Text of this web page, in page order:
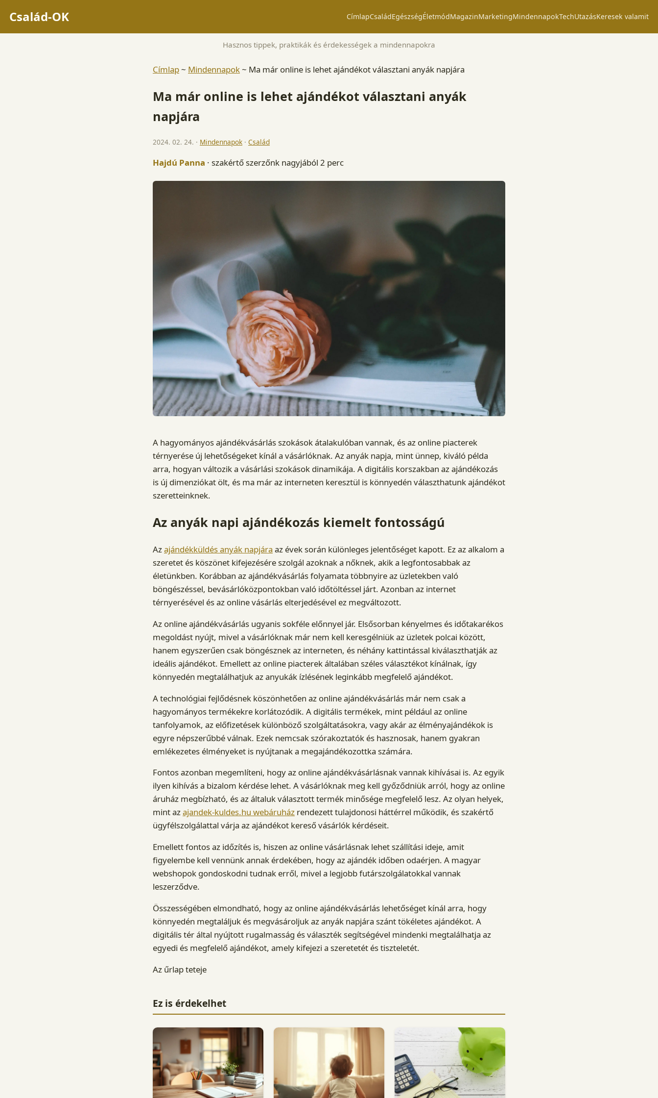
Család-OK CímlapCsaládEgészségÉletmódMagazinMarketingMindennapokTechUtazásKeresek valamit
Hasznos tippek, praktikák és érdekességek a mindennapokra
Címlap~ Mindennapok~ Ma már online is lehet ajándékot választani anyák napjára
Ma már online is lehet ajándékot választani anyák
napjára
2024. 02. 24. · Mindennapok · Család
Hajdú Panna · szakértő szerzőnk nagyjából 2 perc
A hagyományos ajándékvásárlás szokások átalakulóban vannak, és az online piacterek
térnyerése új lehetőségeket kínál a vásárlóknak. Az anyák napja, mint ünnep, kiváló példa
arra, hogyan változik a vásárlási szokások dinamikája. A digitális korszakban az ajándékozás
is új dimenziókat ölt, és ma már az interneten keresztül is könnyedén választhatunk ajándékot
szeretteinknek.
Az anyák napi ajándékozás kiemelt fontosságú
Azajándékküldés anyák napjára az évek során különleges jelentőséget kapott. Ez az alkalom a
szeretet és köszönet kifejezésére szolgál azoknak a nőknek, akik a legfontosabbak az
életünkben. Korábban az ajándékvásárlás folyamata többnyire az üzletekben való
böngészéssel, bevásárlóközpontokban való időtöltéssel járt. Azonban az internet
térnyerésével és az online vásárlás elterjedésével ez megváltozott.
Az online ajándékvásárlás ugyanis sokféle előnnyel jár. Elsősorban kényelmes és időtakarékos
megoldást nyújt, mivel a vásárlóknak már nem kell keresgélniük az üzletek polcai között,
hanem egyszerűen csak böngésznek az interneten, és néhány kattintással kiválaszthatják az
ideális ajándékot. Emellett az online piacterek általában széles választékot kínálnak, így
könnyedén megtalálhatjuk az anyukák ízlésének leginkább megfelelő ajándékot.
A technológiai fejlődésnek köszönhetően az online ajándékvásárlás már nem csak a
hagyományos termékekre korlátozódik. A digitális termékek, mint például az online
tanfolyamok, az előfizetések különböző szolgáltatásokra, vagy akár az élményajándékok is
egyre népszerűbbé válnak. Ezek nemcsak szórakoztatók és hasznosak, hanem gyakran
emlékezetes élményeket is nyújtanak a megajándékozottka számára.
Fontos azonban megemlíteni, hogy az online ajándékvásárlásnak vannak kihívásai is. Az egyik
ilyen kihívás a bizalom kérdése lehet. A vásárlóknak meg kell győződniük arról, hogy az online
áruház megbízható, és az általuk választott termék minősége megfelelő lesz. Az olyan helyek,
mint azajandek-kuldes.hu webáruház rendezett tulajdonosi háttérrel működik, és szakértő
ügyfélszolgálattal várja az ajándékot kereső vásárlók kérdéseit.
Emellett fontos az időzítés is, hiszen az online vásárlásnak lehet szállítási ideje, amit
figyelembe kell vennünk annak érdekében, hogy az ajándék időben odaérjen. A magyar
webshopok gondoskodni tudnak erről, mivel a legjobb futárszolgálatokkal vannak
leszerződve.
Összességében elmondható, hogy az online ajándékvásárlás lehetőséget kínál arra, hogy
könnyedén megtaláljuk és megvásároljuk az anyák napjára szánt tökéletes ajándékot. A
digitális tér által nyújtott rugalmasság és választék segítségével mindenki megtalálhatja az
egyedi és megfelelő ajándékot, amely kifejezi a szeretetét és tiszteletét.
Az űrlap teteje
Ez is érdekelhet